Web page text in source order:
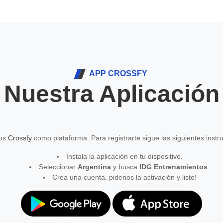
APP CROSSFY
Nuestra Aplicación
Crossfy como plataforma. Para registrarte sigue las siguientes
Instala la aplicación en tu dispositivo.
Seleccionar Argentina y busca IDG Entrenamientos
Crea una cuenta, pidenos la activación y listo!